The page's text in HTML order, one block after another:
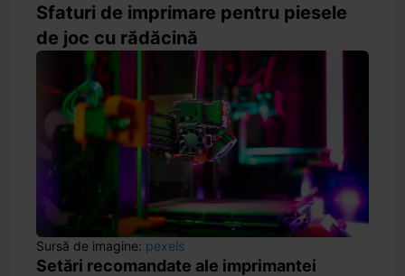
Sfaturi de imprimare pentru piesele
de joc cu rădăcină
Sursă de imagine: pexels
Setări recomandate ale imprimantei